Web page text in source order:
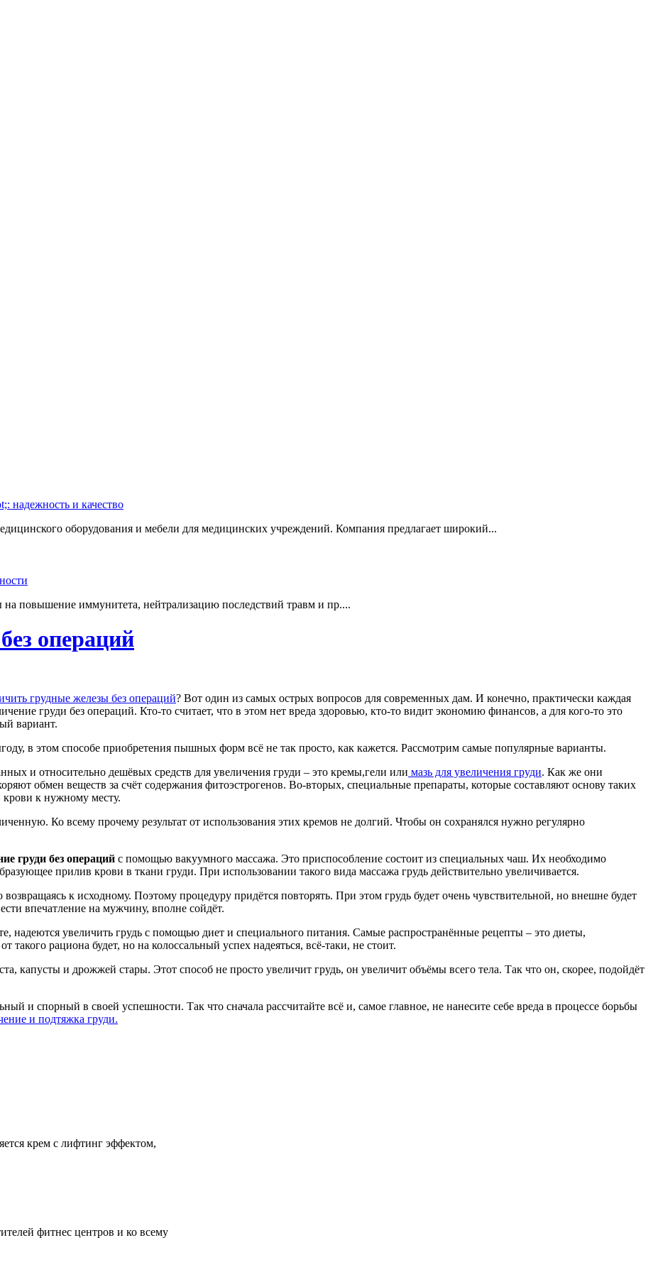
оборудования и мебели для медицинских учреждений. Компания предлагает широкий...
повышение иммунитета, нейтрализацию последствий травм и пр....
операций
грудные железы без операций? Вот один из самых острых вопросов для современных дам. И конечно, практически каждая
груди без операций. Кто-то считает, что в этом нет вреда здоровью, кто-то видит экономию финансов, а для кого-то это
вариант.
в этом способе приобретения пышных форм всё не так просто, как кажется. Рассмотрим самые популярные варианты.
и относительно дешёвых средств для увеличения груди – это кремы,гели или мазь для увеличения груди. Как же они
обмен веществ за счёт содержания фитоэстрогенов. Во-вторых, специальные препараты, которые составляют основу таких
к нужному месту.
Ко всему прочему результат от использования этих кремов не долгий. Чтобы он сохранялся нужно регулярно
груди без операций с помощью вакуумного массажа. Это приспособление состоит из специальных чаш. Их необходимо
прилив крови в ткани груди. При использовании такого вида массажа грудь действительно увеличивается.
к исходному. Поэтому процедуру придётся повторять. При этом грудь будет очень чувствительной, но внешне будет
впечатление на мужчину, вполне сойдёт.
надеются увеличить грудь с помощью диет и специального питания. Самые распространённые рецепты – это диеты,
рациона будет, но на колоссальный успех надеяться, всё-таки, не стоит.
капусты и дрожжей стары. Этот способ не просто увеличит грудь, он увеличит объёмы всего тела. Так что он, скорее, подойдёт
и спорный в своей успешности. Так что сначала рассчитайте всё и, самое главное, не нанесите себе вреда в процессе борьбы
и подтяжка груди.
крем с лифтинг эффектом,
фитнес центров и ко всему